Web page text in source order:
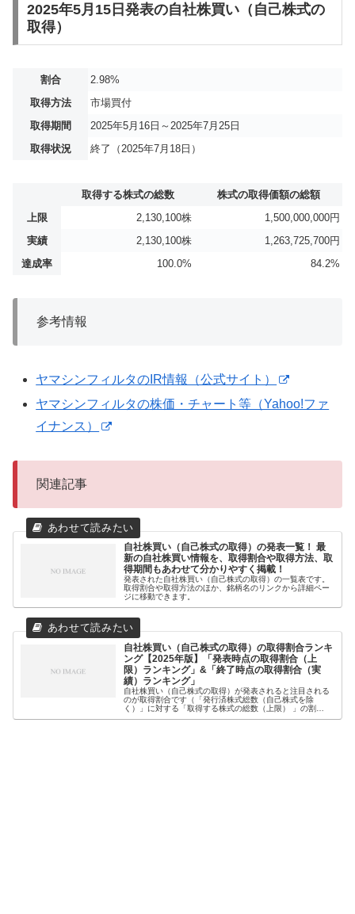
2025年5月15日発表の自社株買い（自己株式の
取得）
割合
2.98%
取得方法
市場買付
取得期間
2025年5月16日～2025年7月25日
取得状況
終了（2025年7月18日）
取得する株式の総数
株式の取得価額の総額
上限
2,130,100株
1,500,000,000円
実績
2,130,100株
1,263,725,700円
達成率
100.0% 84.2%
参考情報
ヤマシンフィルタのIR情報（公式サイト）
ヤマシンフィルタの株価・チャート等（Yahoo!ファ
イナンス）
関連記事
自社株買い（自己株式の取得）の発表一覧！ 最
新の自社株買い情報を、取得割合や取得方法、取
得期間もあわせて分かりやすく掲載！
発表された自社株買い（自己株式の取得）の一覧表です。
取得割合や取得方法のほか、銘柄名のリンクから詳細ペー
ジに移動できます。
自社株買い（自己株式の取得）の取得割合ランキ
ング【2025年版】「発表時点の取得割合（上
限）ランキング」&「終了時点の取得割合（実
績）ランキング」
自社株買い（自己株式の取得）が発表されると注目される
のが取得割合です（「発行済株式総数（自己株式を除
く）」に対する「取得する株式の総数（上限） 」の割